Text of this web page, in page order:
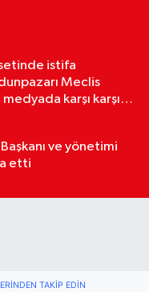
istifa
Meclis
karşı karşıya
ve yönetimi
etti
TAKIP EDIN